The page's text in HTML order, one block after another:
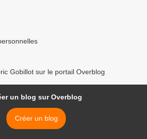
Gobillot sur le portail Overblog
un blog sur Overblog
Créer un blog